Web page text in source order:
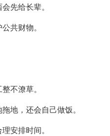
先给长辈。
共财物。
不潦草。
地，还会自己做饭。
安排时间。